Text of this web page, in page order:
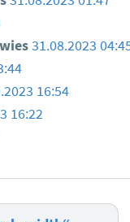
31.08.2023
16:54
16:22